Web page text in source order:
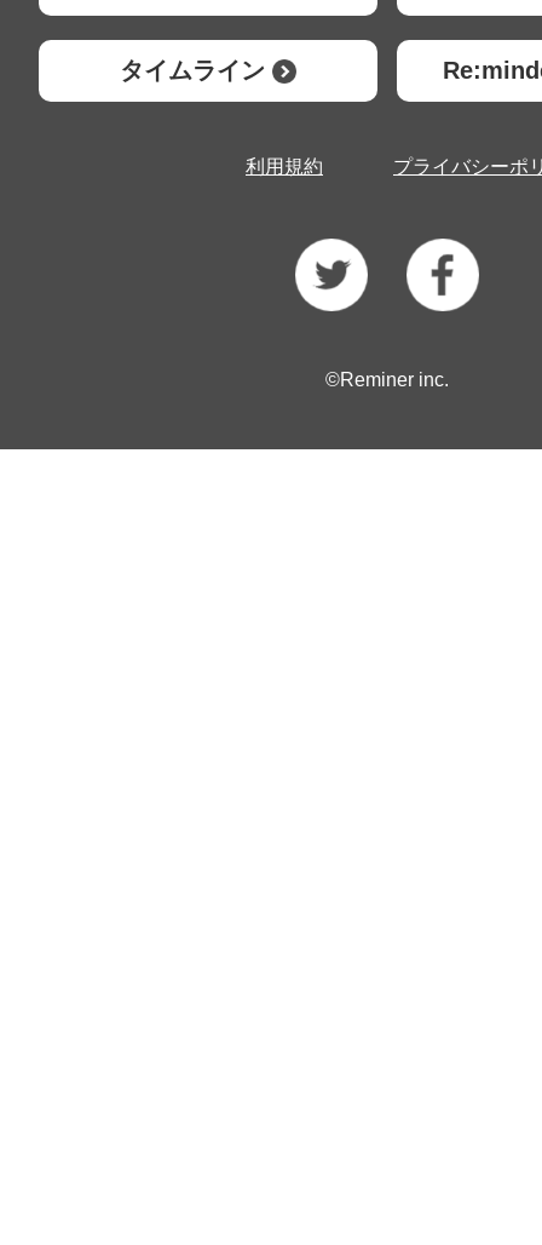
タイムライン
利用規約 プライバシーポ
©Reminer inc.